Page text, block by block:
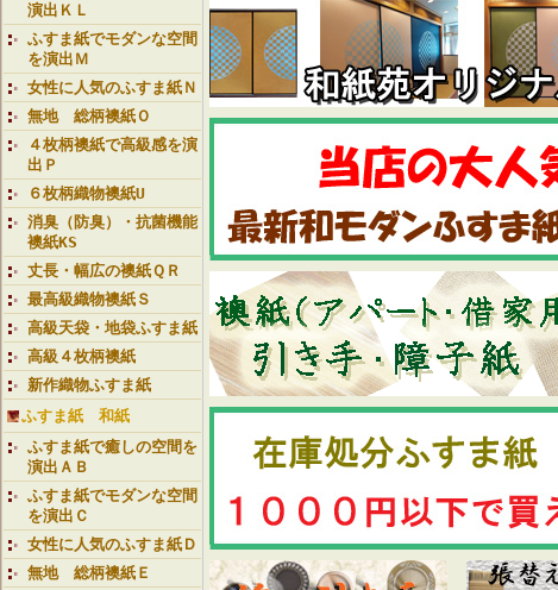
演出ＫＬ
ふすま紙でモダンな空間
を演出Ｍ
女性に人気のふすま紙Ｎ
無地 総柄襖紙Ｏ
４枚柄襖紙で高級感を演
出Ｐ
６枚柄織物襖紙U
消臭（防臭）・抗菌機能
襖紙KS
丈長・幅広の襖紙ＱＲ
最高級織物襖紙Ｓ
高級天袋・地袋ふすま紙
高級４枚柄襖紙
新作織物ふすま紙
ふすま紙 和紙
ふすま紙で癒しの空間を
演出ＡＢ
ふすま紙でモダンな空間
を演出Ｃ
女性に人気のふすま紙Ｄ
無地 総柄襖紙Ｅ